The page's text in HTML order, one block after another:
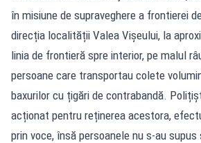
în misiune de supraveghere a frontierei
direcția localității Valea Vișeului, la
linia de frontieră spre interior, pe malul
persoane care transportau colete
baxurilor cu țigări de contrabandă.
acționat pentru reținerea acestora,
prin voce, însă persoanele nu s-au